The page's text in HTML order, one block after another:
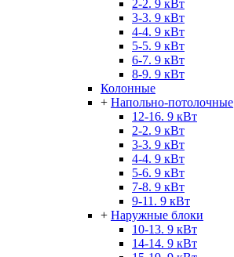
2-2. 9 кВт
3-3. 9 кВт
4-4. 9 кВт
5-5. 9 кВт
6-7. 9 кВт
8-9. 9 кВт
Колонные
+ Напольно-потолочные
12-16. 9 кВт
2-2. 9 кВт
3-3. 9 кВт
4-4. 9 кВт
5-6. 9 кВт
7-8. 9 кВт
9-11. 9 кВт
+ Наружные блоки
10-13. 9 кВт
14-14. 9 кВт